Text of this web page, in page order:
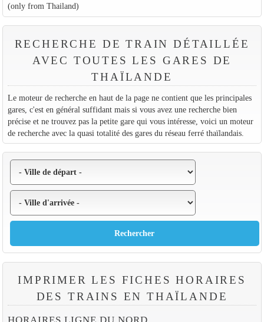
(only from Thailand)
RECHERCHE DE TRAIN DÉTAILLÉE
AVEC TOUTES LES GARES DE
THAÏLANDE
Le moteur de recherche en haut de la page ne contient que les principales
gares, c'est en général suffidant mais si vous avez une recherche bien
précise et ne trouvez pas la petite gare qui vous intéresse, voici un moteur
de recherche avec la quasi totalité des gares du réseau ferré thaïlandais.
IMPRIMER LES FICHES HORAIRES
DES TRAINS EN THAÏLANDE